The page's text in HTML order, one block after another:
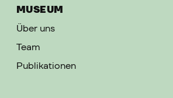
MUSEUM
Über uns
Team
Publikationen